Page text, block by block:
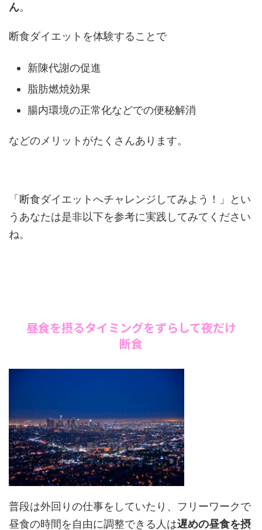
ん。
断食ダイエットを体験することで
新陳代謝の促進
脂肪燃焼効果
腸内環境の正常化などでの便秘解消
などのメリットがたくさんあります。
「断食ダイエットへチャレンジしてみよう！」とい
うあなたは是非以下を参考に実践してみてください
ね。
昼食を摂るタイミングをずらして夜だけ
断食
普段は外回りの仕事をしていたり、フリーワークで
昼食の時間を自由に調整できる人は遅めの昼食を摂